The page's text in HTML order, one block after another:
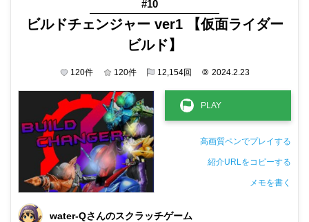
#10
ビルドチェンジャー ver1 【仮面ライダー
ビルド】
120件 120件 12,154回 © 2024.2.23
高画質ペンでプレイする
紹介URLをコピーする
メモを書く
water-Qさんのスクラッチゲーム